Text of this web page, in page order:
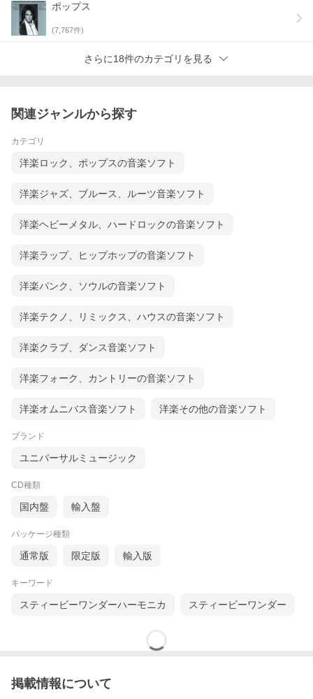
ポップス
(7,767件)
さらに18件のカテゴリを見る
関連ジャンルから探す
カテゴリ
洋楽ロック、ポップスの音楽ソフト
洋楽ジャズ、ブルース、ルーツ音楽ソフト
洋楽ヘビーメタル、ハードロックの音楽ソフト
洋楽ラップ、ヒップホップの音楽ソフト
洋楽パンク、ソウルの音楽ソフト
洋楽テクノ、リミックス、ハウスの音楽ソフト
洋楽クラブ、ダンス音楽ソフト
洋楽フォーク、カントリーの音楽ソフト
洋楽オムニバス音楽ソフト 洋楽その他の音楽ソフト
ブランド
ユニバーサルミュージック
CD種類
国内盤 輸入盤
パッケージ種類
通常版 限定版 輸入版
キーワード
スティービーワンダーハーモニカ スティービーワンダー
掲載情報について